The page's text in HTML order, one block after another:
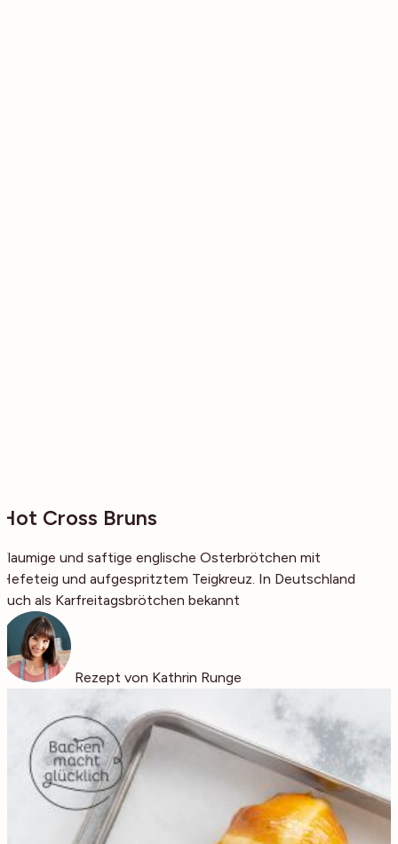
Hot Cross Bruns
Flaumige und saftige englische Osterbrötchen mit
Hefeteig und aufgespritztem Teigkreuz. In Deutschland
auch als Karfreitagsbrötchen bekannt
Rezept von Kathrin Runge